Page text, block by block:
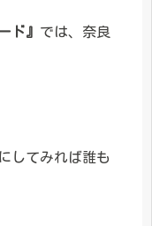
ド』 では、奈良
してみれば誰も